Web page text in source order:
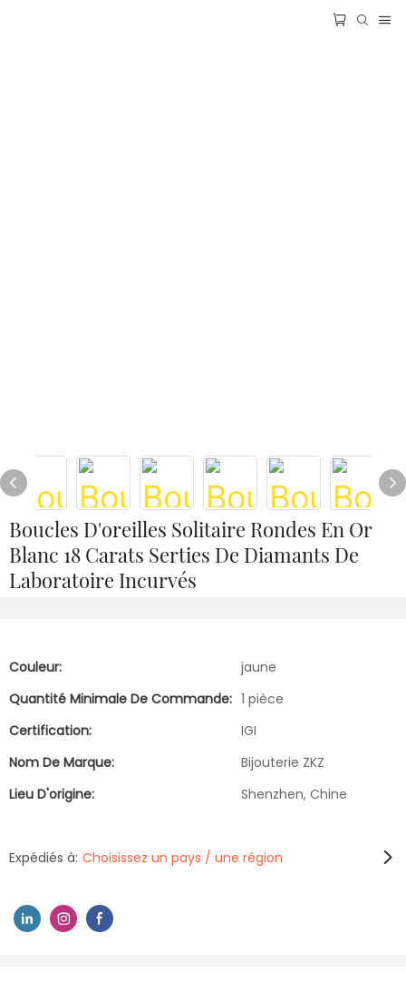
Boucles D'oreilles Solitaire Rondes En Or
Blanc 18 Carats Serties De Diamants De
Laboratoire Incurvés
Couleur:
jaune
Quantité Minimale De Commande: 1 pièce
Certification:
IGI
Nom De Marque:
Bijouterie ZKZ
Lieu D'origine:
Shenzhen, Chine
Expédiés à: Choisissez un pays / une région